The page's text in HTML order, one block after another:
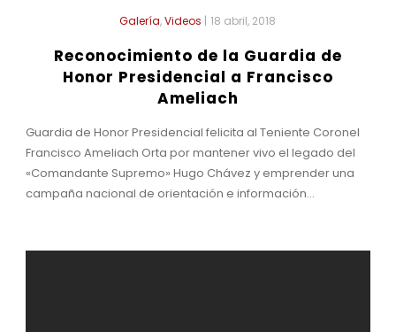
Galería,Videos | 18 abril, 2018
Reconocimiento de la Guardia de
Honor Presidencial a Francisco
Ameliach
Guardia de Honor Presidencial felicita al Teniente Coronel
Francisco Ameliach Orta por mantener vivo el legado del
«Comandante Supremo» Hugo Chávez y emprender una
campaña nacional de orientación e información...